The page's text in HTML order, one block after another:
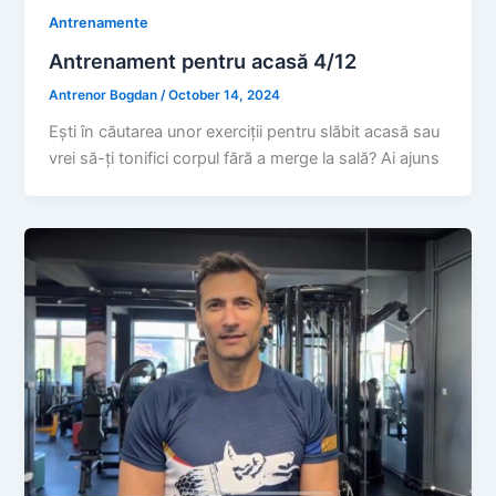
Antrenamente
Antrenament pentru acasă 4/12
Antrenor Bogdan/October 14, 2024
Ești în căutarea unor exerciții pentru slăbit acasă sau
vrei să-ți tonifici corpul fără a merge la sală? Ai ajuns